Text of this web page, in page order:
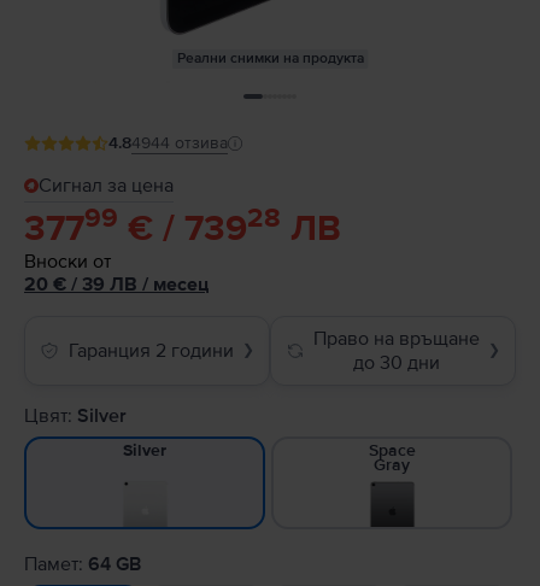
Реални снимки на продукта
4.84944 отзива
Сигнал за цена
37799 € / 73928 ЛВ
Вноски от
20 € / 39 ЛВ / месец
Гаранция 2 години ❯
Право на връщане
до 30 дни
❯
Цвят: Silver
Silver Space
Gray
Памет: 64 GB